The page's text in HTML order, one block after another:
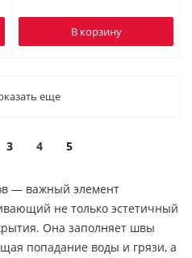
В корзину
еще
3 4 5
— важный элемент
не только эстетичный
Она заполняет швы
попадание воды и грязи, а